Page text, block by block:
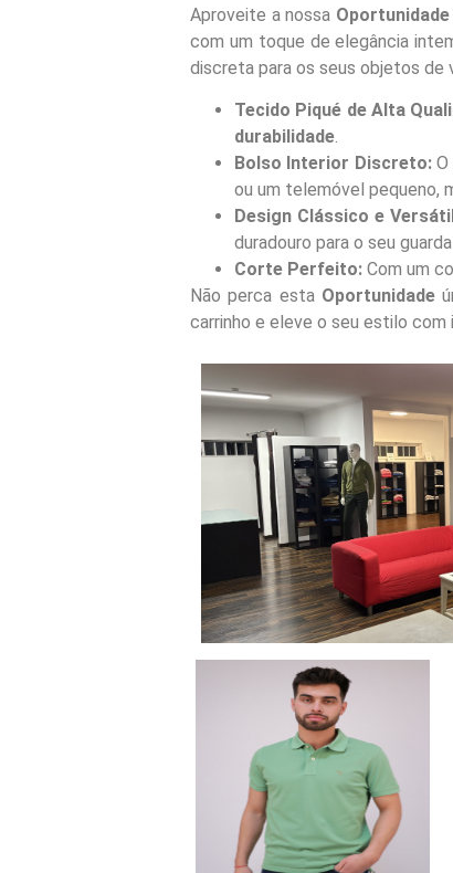
Aproveite a nossa Oportunidade
com um toque de elegância
discreta para os seus objetos de
Tecido Piqué de Alta
durabilidade.
Bolso Interior Discreto:O
ou um telemóvel pequeno,
Design Clássico e
duradouro para o seu
Corte Perfeito: Com um
Não perca esta Oportunidade
carrinho e eleve o seu estilo com